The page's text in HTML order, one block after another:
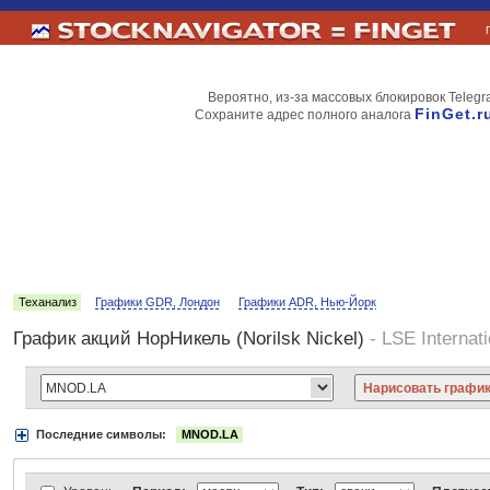
Вероятно, из-за массовых блокировок
Сохраните адрес полного аналога
Теханализ Графики GDR, Лондон Графики ADR, Нью-Йорк
График акций НорНикель (Norilsk Nickel) - LSE
Последние символы:
MNOD.LA
АДР Нью-Йорк:
Вымпелком Газпром Газпромнефть Киви ЛУКойл